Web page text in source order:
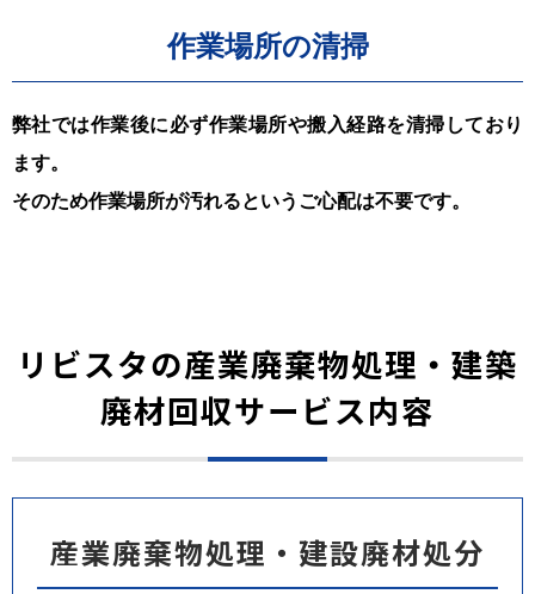
作業場所の清掃
弊社では作業後に必ず作業場所や搬入経路を清掃しており
ます。
そのため作業場所が汚れるというご心配は不要です。
リビスタの産業廃棄物処理・建築
廃材回収サービス内容
産業廃棄物処理・建設廃材処分